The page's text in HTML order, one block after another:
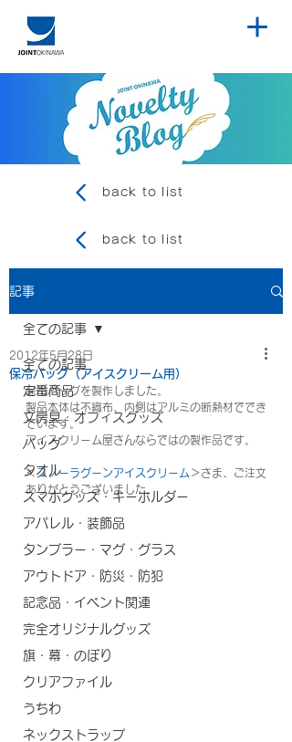
back to list
back to list
記事
全ての記事
定番商品
文房具・オフィスグッズ
バッグ
タオル
スマホグッズ・キーホルダー
アパレル・装飾品
タンブラー・マグ・グラス
アウトドア・防災・防犯
記念品・イベント関連
完全オリジナルグッズ
旗・幕・のぼり
クリアファイル
うちわ
ネックストラップ
全ての記事
保冷バッグ（アイスクリーム用）
2012年5月28日
保冷バッグを製作しました。
製品本体は不織布、内側はアルミの断熱材ででき
ています。
アイスクリーム屋さんならではの製作品です。
＜スノーラグーンアイスクリーム ＞さま、ご注文
ありがとうございました。